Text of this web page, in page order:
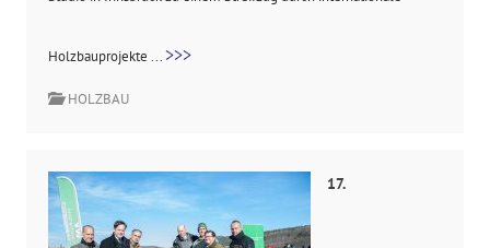
Holzbauprojekte ... >>>
HOLZBAU
17.